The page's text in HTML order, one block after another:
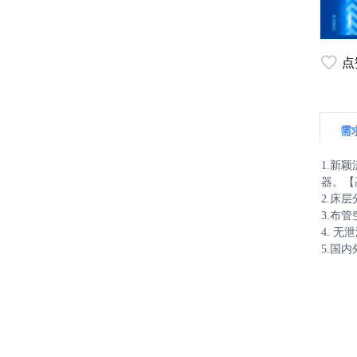
需
1.新颖
器。
2.床层
3.布管
4. 无
5.国内